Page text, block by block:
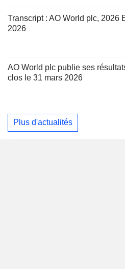
Transcript : AO World plc, 2026
2026
AO World plc publie ses
clos le 31 mars 2026
Plus d'actualités